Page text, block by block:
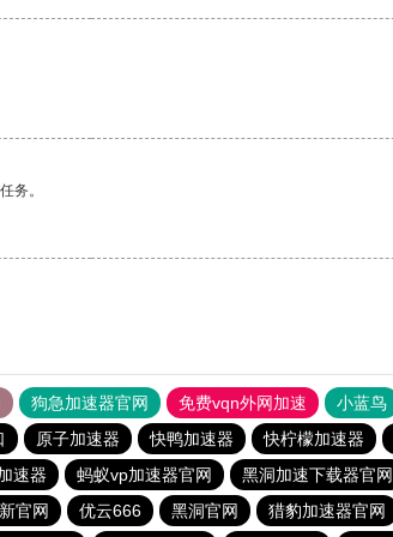
务。
狗急加速器官网 免费vqn外网加速 小蓝鸟
原子加速器 快鸭加速器 快柠檬加速器
速器 蚂蚁vp加速器官网 黑洞加速下载器官网
官网 优云666 黑洞官网 猎豹加速器官网